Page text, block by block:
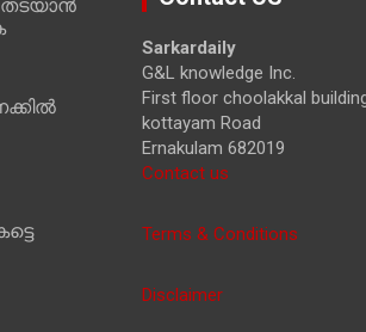
തടയാൻ
Sarkardaily
G&L knowledge Inc.
First floor choolakkal
kottayam Road
Ernakulam 682019
Contact us
Terms & Conditions
Disclaimer